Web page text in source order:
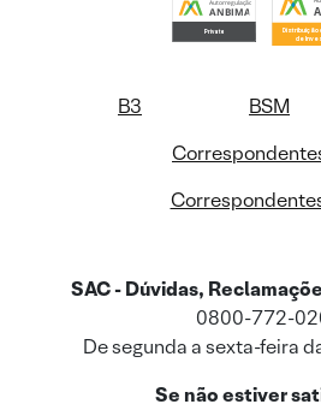
B3 BSM
SAC - Dúvidas,
0800-772-
De segunda a sexta-feira
Se não estiver